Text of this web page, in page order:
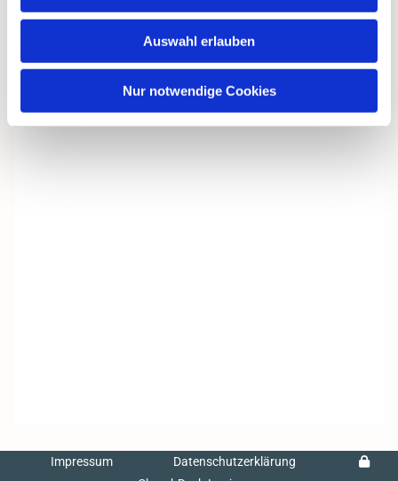
Auswahl erlauben
Nur notwendige Cookies
Impressum
Datenschutzerklärung